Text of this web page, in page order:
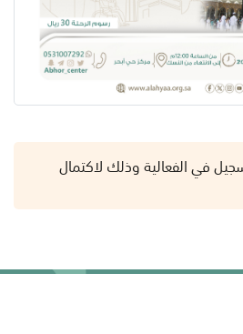
في الفعالية وذلك لاكتمال